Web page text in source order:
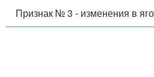
Признак № 3 - изменения в